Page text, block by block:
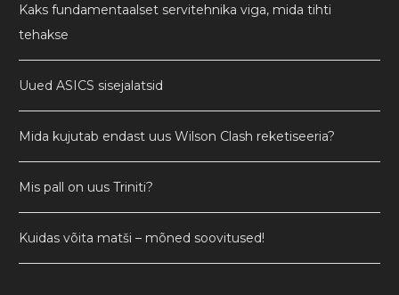
Kaks fundamentaalset servitehnika viga, mida tihti
tehakse
Uued ASICS sisejalatsid
Mida kujutab endast uus Wilson Clash reketiseeria?
Mis pall on uus Triniti?
Kuidas võita matši – mõned soovitused!